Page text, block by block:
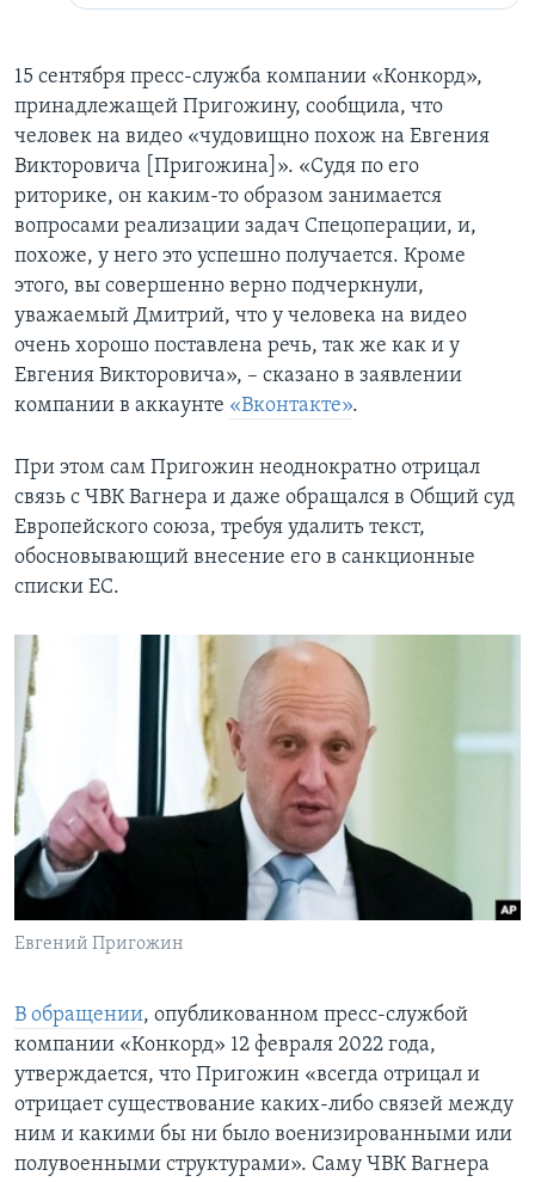
15 сентября пресс-служба компании «Конкорд»,
принадлежащей Пригожину, сообщила, что
человек на видео «чудовищно похож на Евгения
Викторовича [Пригожина]». «Судя по его
риторике, он каким-то образом занимается
вопросами реализации задач Спецоперации, и,
похоже, у него это успешно получается. Кроме
этого, вы совершенно верно подчеркнули,
уважаемый Дмитрий, что у человека на видео
очень хорошо поставлена речь, так же как и у
Евгения Викторовича», – сказано в заявлении
компании в аккаунте «Вконтакте».
При этом сам Пригожин неоднократно отрицал
связь с ЧВК Вагнера и даже обращался в Общий суд
Европейского союза, требуя удалить текст,
обосновывающий внесение его в санкционные
списки ЕС.
Евгений Пригожин
В обращении, опубликованном пресс-службой
компании «Конкорд» 12 февраля 2022 года,
утверждается, что Пригожин «всегда отрицал и
отрицает существование каких-либо связей между
ним и какими бы ни было военизированными или
полувоенными структурами». Саму ЧВК Вагнера